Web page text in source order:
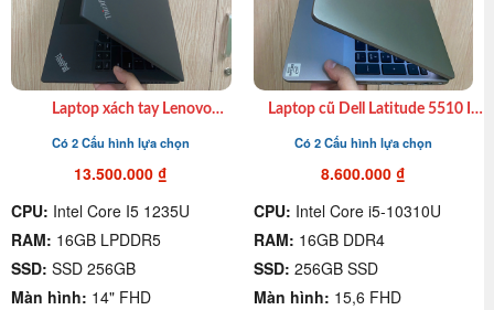
Laptop xách tay Lenovo
1265U| Ram 16GB| SSD 512GB|
14″ FHD giá rẻ quận 4
Có 2 Cấu hình lựa chọn
13.500.000₫
CPU: Intel Core I5 1235U
RAM: 16GB LPDDR5
SSD: SSD 256GB
Màn hình: 14" FHD
Laptop cũ Dell Latitude 5510 I5
15.6″ FHD giá rẻ, chất lượng
quận 4
Có 2 Cấu hình lựa chọn
8.600.000 ₫
CPU: Intel Core i5-10310U
RAM: 16GB DDR4
SSD: 256GB SSD
Màn hình: 15,6 FHD